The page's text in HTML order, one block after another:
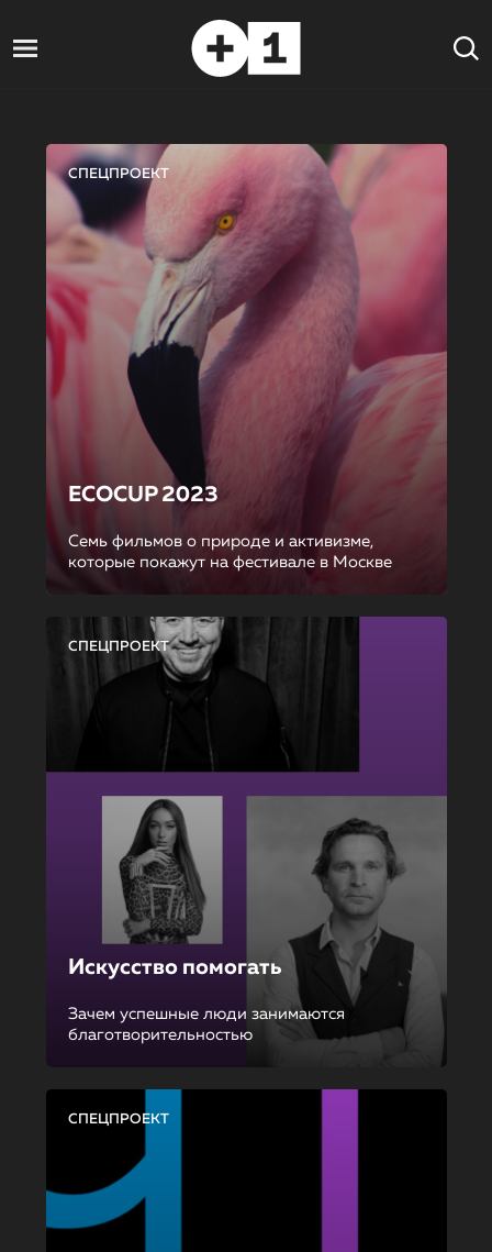
СПЕЦПРОЕКТ
ECOCUP 2023
Семь фильмов о природе и активизме,
которые покажут на фестивале в Москве
СПЕЦПРОЕКТ
Искусство помогать
Зачем успешные люди занимаются
благотворительностью
СПЕЦПРОЕКТ